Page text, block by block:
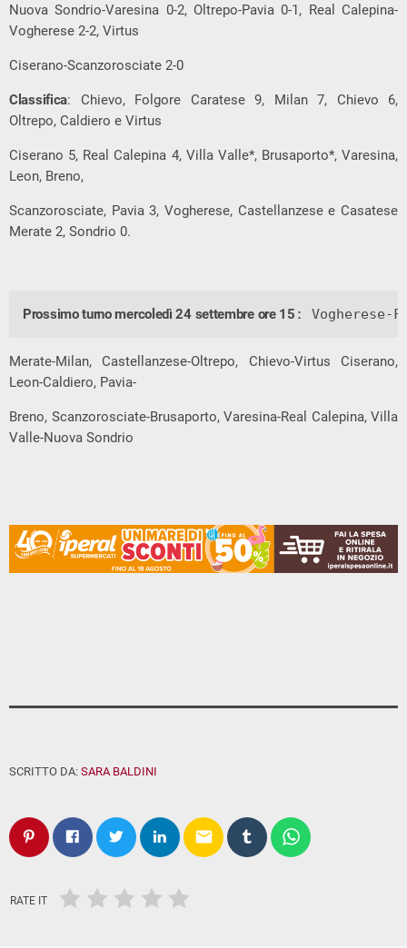
Nuova Sondrio-Varesina 0-2, Oltrepo-Pavia 0-1, Real Calepina-
Vogherese 2-2, Virtus
Ciserano-Scanzorosciate 2-0
Classifica: Chievo, Folgore Caratese 9, Milan 7, Chievo 6,
Oltrepo, Caldiero e Virtus
Ciserano 5, Real Calepina 4, Villa Valle*, Brusaporto*, Varesina,
Leon, Breno,
Scanzorosciate, Pavia 3, Vogherese, Castellanzese e Casatese
Merate 2, Sondrio 0.
Prossimo turno mercoledì 24 settembre ore 15 : Vogherese-
Merate-Milan, Castellanzese-Oltrepo, Chievo-Virtus Ciserano,
Leon-Caldiero, Pavia-
Breno, Scanzorosciate-Brusaporto, Varesina-Real Calepina, Villa
Valle-Nuova Sondrio
SCRITTO DA: SARA BALDINI
email
RATE IT